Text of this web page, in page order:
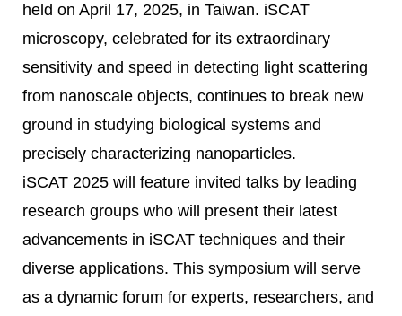
held on April 17, 2025, in Taiwan. iSCAT
microscopy, celebrated for its extraordinary
sensitivity and speed in detecting light scattering
from nanoscale objects, continues to break new
ground in studying biological systems and
precisely characterizing nanoparticles.
iSCAT 2025 will feature invited talks by leading
research groups who will present their latest
advancements in iSCAT techniques and their
diverse applications. This symposium will serve
as a dynamic forum for experts, researchers, and